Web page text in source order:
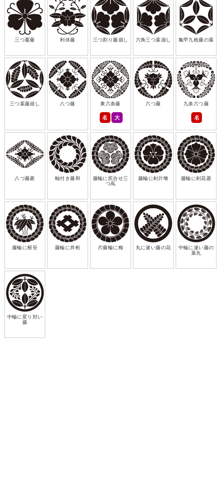
三つ蔓藤 利休藤 三つ割り藤崩し 六角三つ葉崩し 亀甲九枚藤の葉
三つ葉藤崩し 八つ藤 東六条藤
名 大
六つ藤 九条六つ藤
名
八つ藤菱 軸付き藤和
藤輪に尻合せ三
つ蔦
藤輪に剣片喰 藤輪に剣花菱
藤輪に根笹 藤輪に井桁 片藤輪に梅 丸に違い藤の花
中輪に違い藤の
葉丸
中輪に変り対い
藤